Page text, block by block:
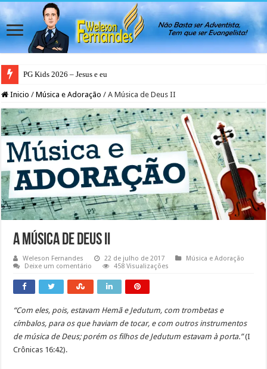
PG Kids 2026 – Jesus e eu
Inicio / Música e Adoração / A Música de Deus II
A Música de Deus II
Weleson Fernandes 22 de julho de 2017
Música e Adoração
Deixe um comentário
458 Visualizações
“Com eles, pois, estavam Hemã e Jedutum, com trombetas e
címbalos, para os que haviam de tocar, e com outros instrumentos
de música de Deus; porém os filhos de Jedutum estavam à porta.”(I
Crônicas 16:42).